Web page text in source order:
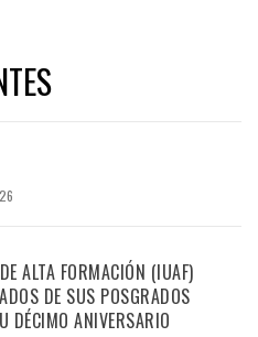
ALTA FORMACIÓN (IUAF)
DE SUS POSGRADOS
DÉCIMO ANIVERSARIO